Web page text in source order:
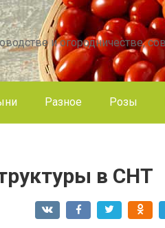
и огородничестве,
Разное Розы
в СНТ